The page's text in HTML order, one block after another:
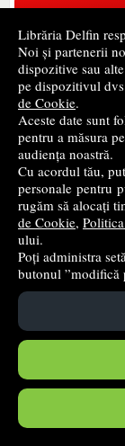
Librăria Delfin
Noi și partenerii
dispozitive sau
pe dispozitivul
de Cookie.
Aceste date sunt
pentru a măsura
audiența noastră.
Cu acordul tău,
personale pentru
rugăm să alocați
de Cookie,
ului.
Poți administra
butonul ”modifică
Teste